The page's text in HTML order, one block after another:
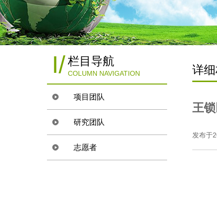
I/栏目导航
COLUMN NAVIGATION
项目团队
研究团队
志愿者
详
王
发布于